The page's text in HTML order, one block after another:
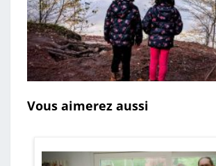
Vous aimerez aussi